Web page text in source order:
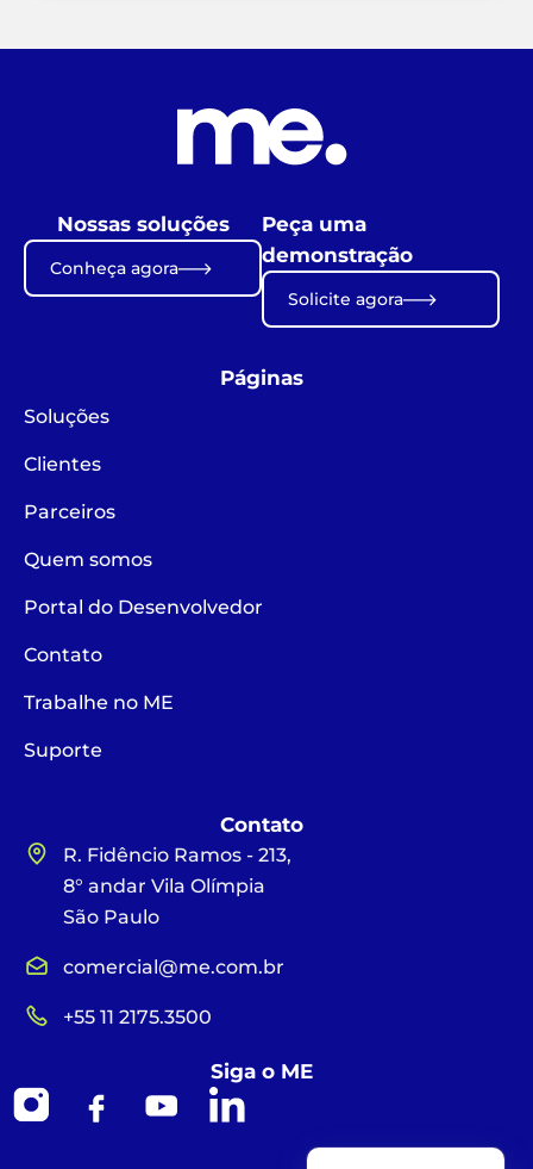
Nossas soluções
Conheça agora
Peça uma
demonstração
Solicite agora
Páginas
Soluções
Clientes
Parceiros
Quem somos
Portal do Desenvolvedor
Contato
Trabalhe no ME
Suporte
Contato
R. Fidêncio Ramos - 213,
8° andar Vila Olímpia
São Paulo
comercial@me.com.br
+55 11 2175.3500
Siga o ME